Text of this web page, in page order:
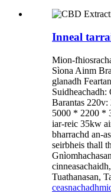
Inneal
Mion-
Sìona Ainm
glanadh
Suidheachadh:
Barantas
5000 * 2200 *
iar-reic 35kw
bharrachd an-
seirbheis thall
Tuathanasan,
ceasnachadh